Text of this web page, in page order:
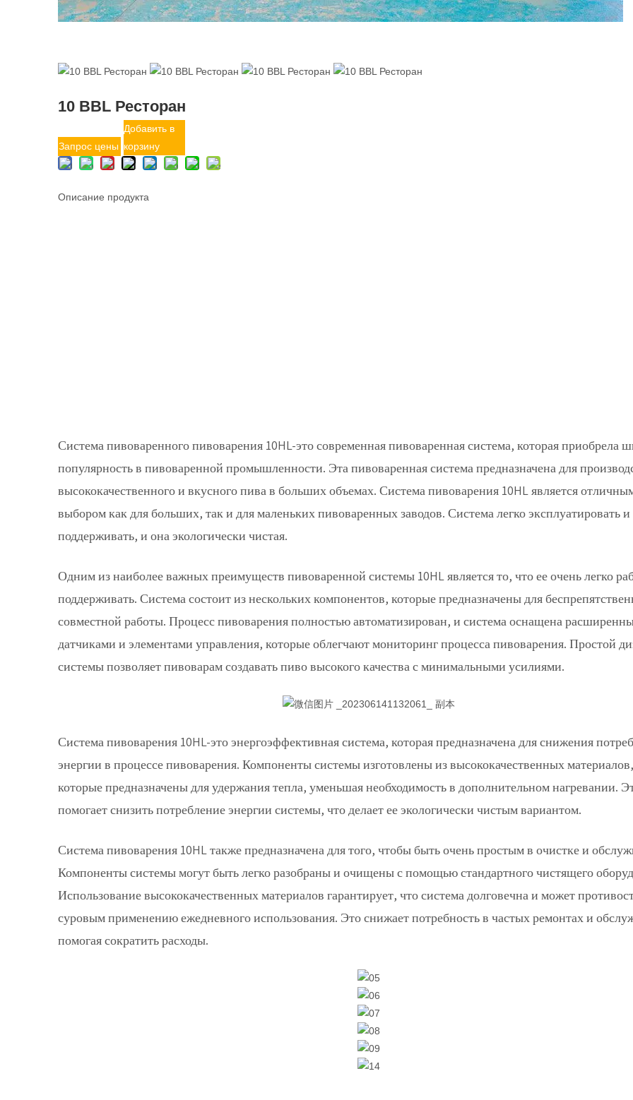
10 BBL Ресторан
Запрос цены
Добавить в
корзину
Описание продукта
Система пивоваренного пивоварения 10HL-это современная пивоваренная система, которая приобрела
популярность в пивоваренной промышленности. Эта пивоваренная система предназначена для
высококачественного и вкусного пива в больших объемах. Система пивоварения 10HL является
выбором как для больших, так и для маленьких пивоваренных заводов. Система легко эксплуатировать и
поддерживать, и она экологически чистая.
Одним из наиболее важных преимуществ пивоваренной системы 10HL является то, что ее очень легко
поддерживать. Система состоит из нескольких компонентов, которые предназначены для
совместной работы. Процесс пивоварения полностью автоматизирован, и система оснащена
датчиками и элементами управления, которые облегчают мониторинг процесса пивоварения. Простой
системы позволяет пивоварам создавать пиво высокого качества с минимальными усилиями.
Система пивоварения 10HL-это энергоэффективная система, которая предназначена для снижения
энергии в процессе пивоварения. Компоненты системы изготовлены из высококачественных материалов,
которые предназначены для удержания тепла, уменьшая необходимость в дополнительном нагревании.
помогает снизить потребление энергии системы, что делает ее экологически чистым вариантом.
Система пивоварения 10HL также предназначена для того, чтобы быть очень простым в очистке и
Компоненты системы могут быть легко разобраны и очищены с помощью стандартного чистящего
Использование высококачественных материалов гарантирует, что система долговечна и может
суровым применению ежедневного использования. Это снижает потребность в частых ремонтах и
помогая сократить расходы.